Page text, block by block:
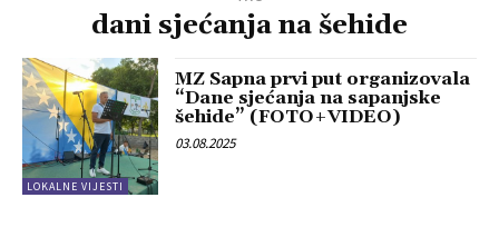
dani sjećanja na šehide
LOKALNE VIJESTI
MZ Sapna prvi put organizovala
“Dane sjećanja na sapanjske
šehide” (FOTO+VIDEO)
03.08.2025